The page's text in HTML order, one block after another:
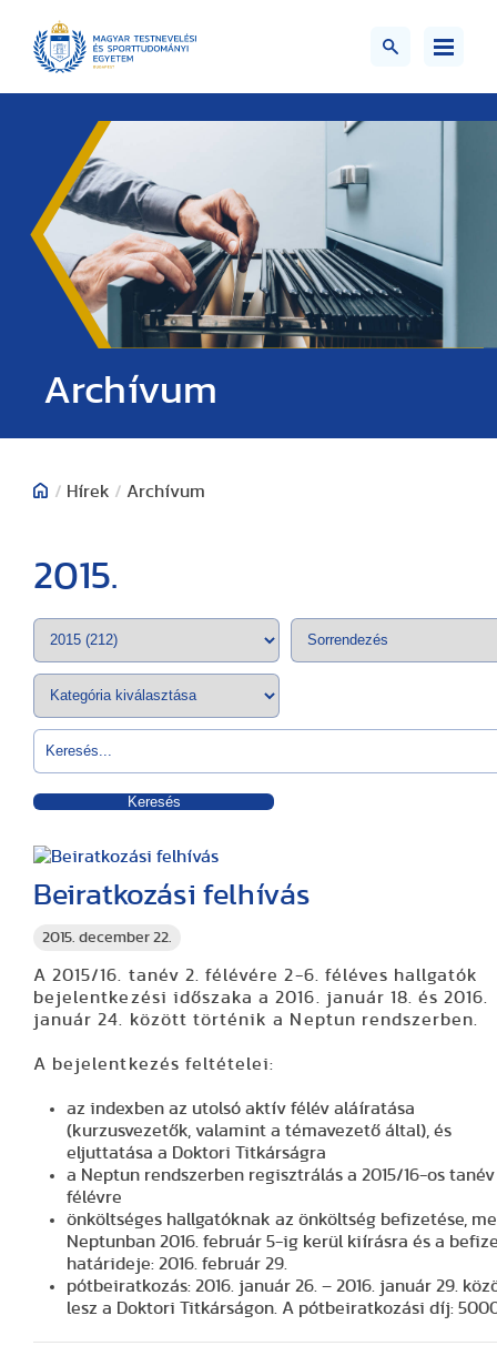
Archívum
/ Hírek / Archívum
2015.
Keresés
2015. december 22.
Beiratkozási felhívás
A 2015/16. tanév 2. félévére 2-6. féléves hallgatók
bejelentkezési időszaka a 2016. január 18. és 2016.
január 24. között történik a Neptun rendszerben.
A bejelentkezés feltételei:
az indexben az utolsó aktív félév aláíratása
(kurzusvezetők, valamint a témavezető által), és
eljuttatása a Doktori Titkárságra
a Neptun rendszerben regisztrálás a 2015/16-os tanév
félévre
önköltséges hallgatóknak az önköltség befizetése,
Neptunban 2016. február 5-ig kerül kiírásra és a
határideje: 2016. február 29.
pótbeiratkozás: 2016. január 26. – 2016. január 29.
lesz a Doktori Titkárságon. A pótbeiratkozási díj: